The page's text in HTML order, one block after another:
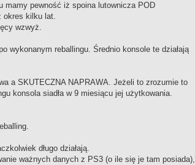
mamy pewność iż spoina lutownicza POD
okres kilku lat.
wzwyż.
wykonanym reballingu. Średnio konsole te działają
a SKUTECZNA NAPRAWA. Jeżeli to zrozumie to
konsola siadła w 9 miesiącu jej użytkowania.
długo działają.
ważnych danych z PS3 (o ile się je tam posiada),